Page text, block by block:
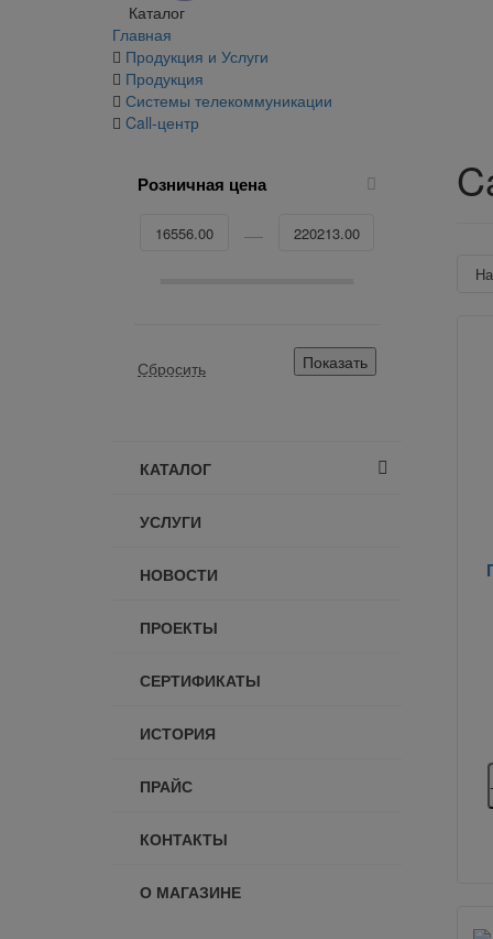
Каталог
Главная
Продукция и Услуги
Продукция
Системы телекоммуникации
Call-центр
Розничная цена
КАТАЛОГ
УСЛУГИ
НОВОСТИ
ПРОЕКТЫ
СЕРТИФИКАТЫ
ИСТОРИЯ
ПРАЙС
КОНТАКТЫ
О МАГАЗИНЕ